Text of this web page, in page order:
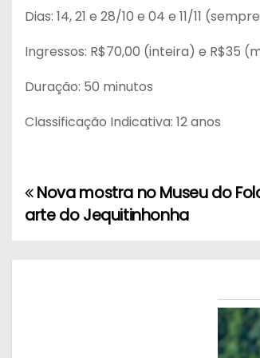
Dias: 14, 21 e 28/10 e 04 e 11/11
Ingressos: R$70,00 (inteira) e R$35
Duração: 50 minutos
Classificação Indicativa: 12 anos
N
v
Nova mostra no Museu do
arte do Jequitinhonha